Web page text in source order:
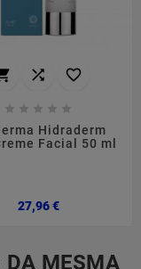
 
    
Hidraderm
Facial 50 ml
27,96 €Preço
DA MESMA